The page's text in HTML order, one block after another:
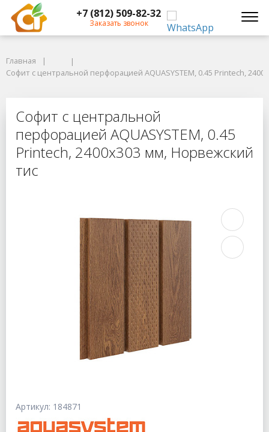
+7 (812) 509-82-32
Заказать звонок
Софит с центральной перфорацией AQUASYSTEM, 0.45 Printech,
Софит с центральной
Главная
Софит с центральной перфорацией AQUASYSTEM, 0.45 Printech,
Софит с центральной
перфорацией AQUASYSTEM, 0.45
Printech, 2400х303 мм, Норвежский
тис
Артикул: 184871